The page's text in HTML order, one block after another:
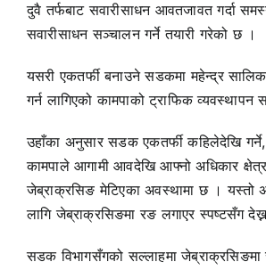
दुवै तर्फबाट सवारीसाधन आवतजावत गर्दा
सवारीसाधन सञ्चालन गर्ने तयारी गरेको छ ।
यसरी एकतर्फी बनाउने सडकमा महेन्द्र
गर्न लागिएको कामपाको ट्राफिक
उहाँका अनुसार सडक एकतर्फी कहिलेदेखि
कामपाले आगामी आवदेखि आफ्नो अधिकार
जेब्राक्रसिङ मेटिएका अवस्थामा छ । यस्तो
लागि जेब्राक्रसिङमा रङ लगाएर स्पष्टसँग
सडक विभागसँगको सल्लाहमा